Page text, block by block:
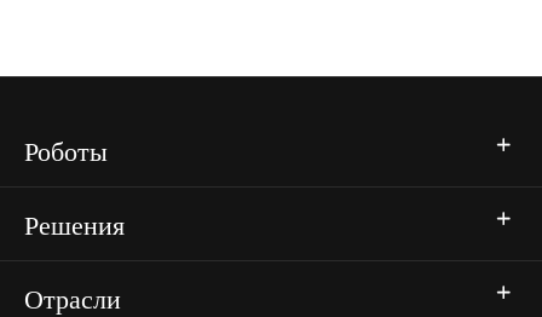
Роботы
Решения
Отрасли